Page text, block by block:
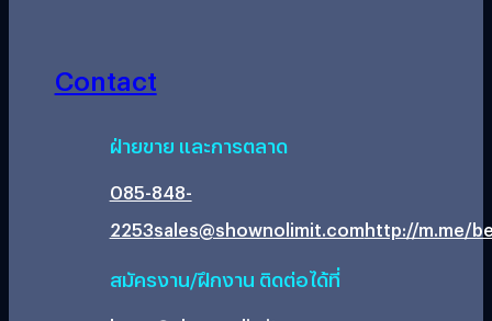
Contact
ฝ่ายขาย และการตลาด
085-848-
2253sales@shownolimit.comhttp://m.me/
สมัครงาน/ฝึกงาน ติดต่อได้ที่